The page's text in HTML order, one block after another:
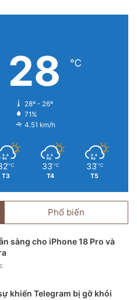
28 ℃
28º - 26º
71%
4.51 km/h
℃
T3
33 ℃
T4
33 ℃
T5
Phổ biến
sàng cho iPhone 18 Pro và
khiến Telegram bị gỡ khỏi